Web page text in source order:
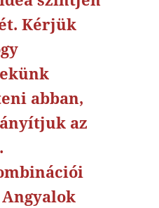
Kérjük
abban,
az
Angyalok